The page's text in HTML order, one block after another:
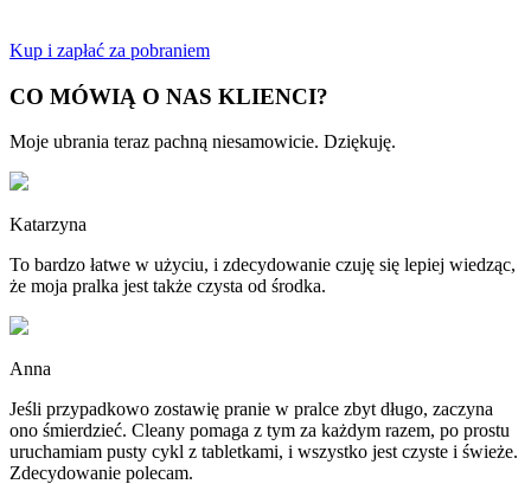
Kup i zapłać za pobraniem
CO MÓWIĄ O NAS KLIENCI?
Moje ubrania teraz pachną niesamowicie. Dziękuję.
Katarzyna
To bardzo łatwe w użyciu, i zdecydowanie czuję się lepiej wiedząc,
że moja pralka jest także czysta od środka.
Anna
Jeśli przypadkowo zostawię pranie w pralce zbyt długo, zaczyna
ono śmierdzieć. Cleany pomaga z tym za każdym razem, po prostu
uruchamiam pusty cykl z tabletkami, i wszystko jest czyste i świeże.
Zdecydowanie polecam.